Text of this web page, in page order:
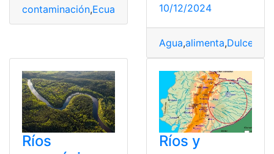
contaminación,Ecuador impacto,Ríos
10/12/2024
Agua,alimenta,Dulce
Ríos
Ríos y